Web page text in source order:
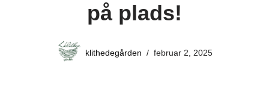
på plads!
klithedegården februar 2, 2025